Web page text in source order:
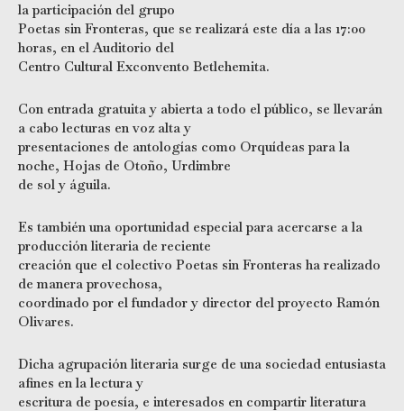
la participación del grupo
Poetas sin Fronteras, que se realizará este día a las 17:00
horas, en el Auditorio del
Centro Cultural Exconvento Betlehemita.
Con entrada gratuita y abierta a todo el público, se llevarán
a cabo lecturas en voz alta y
presentaciones de antologías como Orquídeas para la
noche, Hojas de Otoño, Urdimbre
de sol y águila.
Es también una oportunidad especial para acercarse a la
producción literaria de reciente
creación que el colectivo Poetas sin Fronteras ha realizado
de manera provechosa,
coordinado por el fundador y director del proyecto Ramón
Olivares.
Dicha agrupación literaria surge de una sociedad entusiasta
afines en la lectura y
escritura de poesía, e interesados en compartir literatura